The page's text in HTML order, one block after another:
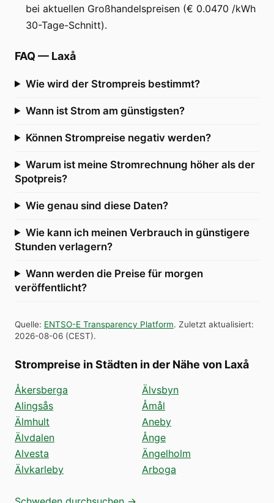
bei aktuellen Großhandelspreisen (€ 0.0470 /kWh
30-Tage-Schnitt).
FAQ — Laxå
Wie wird der Strompreis bestimmt?
Wann ist Strom am günstigsten?
Können Strompreise negativ werden?
Warum ist meine Stromrechnung höher als der
Spotpreis?
Wie genau sind diese Daten?
Wie kann ich meinen Verbrauch in günstigere
Stunden verlagern?
Wann werden die Preise für morgen
veröffentlicht?
Quelle: ENTSO-E Transparency Platform. Zuletzt aktualisiert:
2026-08-06 (CEST).
Strompreise in Städten in der Nähe von Laxå
Åkersberga
Alingsås
Älmhult
Älvdalen
Alvesta
Älvkarleby
Älvsbyn
Åmål
Aneby
Ånge
Ängelholm
Arboga